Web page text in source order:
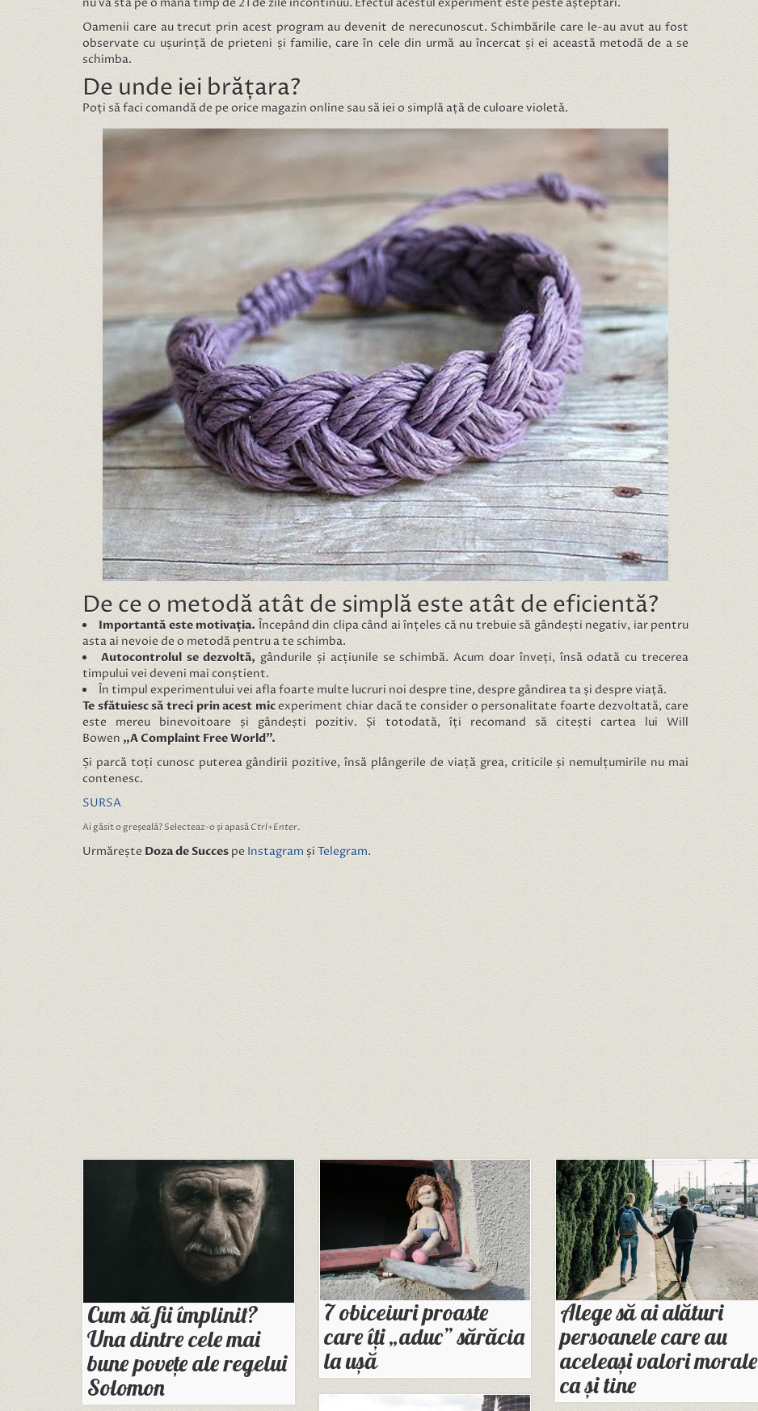
Oamenii care au trecut prin acest program au devenit de nerecunoscut. Schimbările care le-au avut au fost
observate cu ușurință de prieteni și familie, care în cele din urmă au încercat și ei această metodă de a se
schimba.
De unde iei brățara?
Poți să faci comandă de pe orice magazin online sau să iei o simplă ață de culoare violetă.
De ce o metodă atât de simplă este atât de eficientă?
Importantă este motivația. Începând din clipa când ai înțeles că nu trebuie să gândești negativ, iar pentru
asta ai nevoie de o metodă pentru a te schimba.
Autocontrolul se dezvoltă, gândurile și acțiunile se schimbă. Acum doar înveți, însă odată cu trecerea
timpului vei deveni mai conștient.
În timpul experimentului vei afla foarte multe lucruri noi despre tine, despre gândirea ta și despre viață.
Te sfătuiesc să treci prin acest micexperiment chiar dacă te consider o personalitate foarte dezvoltată, care
este mereu binevoitoare și gândești pozitiv. Și totodată, îți recomand să citești cartea lui Will
Bowen „A Complaint Free World”.
Și parcă toți cunosc puterea gândirii pozitive, însă plângerile de viață grea, criticile și nemulțumirile nu mai
contenesc.
SURSA
Ai găsit o greșeală? Selecteaz-o și apasă Ctrl+Enter.
Urmărește Doza de Succes pe Instagram și Telegram.
Cum să fii împlinit?
Una dintre cele mai
bune povețe ale regelui
Solomon
7 obiceiuri proaste
care îți „aduc” sărăcia
la ușă
Alege să ai alături
persoanele care au
aceleași valori morale
ca și tine